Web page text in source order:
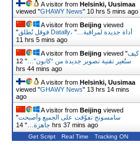
A visitor from Helsinki, Uusimaa
viewed "GHAWY News" 10 hrs 5 mins ago
A visitor from Beijing viewed
"
قوقل تُطلق Datally، أداة جديدة لمراقبة… "
11 hrs 5 mins ago
A visitor from Beijing viewed "كيف
ستُغير تقنية تصوير جديدة من “كانون”… "
12
hrs 44 mins ago
A visitor from Helsinki, Uusimaa
viewed "GHAWY News" 13 hrs 14 mins
ago
A visitor from Beijing viewed
"سامسونج تفوّقت على الجميع وأصبحت
جاهزة… " 14 hrs 37 mins ago
Get Script Real Time Tracking ON